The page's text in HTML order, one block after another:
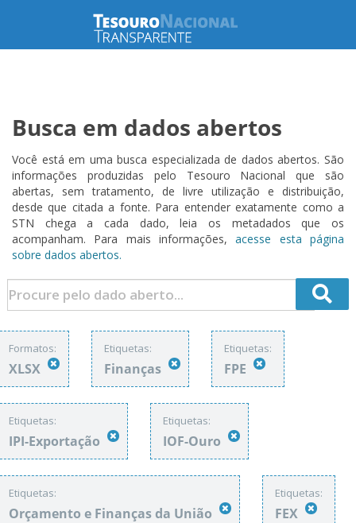
Busca em dados abertos
Você está em uma busca especializada de dados abertos. São
informações produzidas pelo Tesouro Nacional que são
abertas, sem tratamento, de livre utilização e distribuição,
desde que citada a fonte. Para entender exatamente como a
STN chega a cada dado, leia os metadados que os
acompanham. Para mais informações,acesse esta página
sobre dados abertos.
Formatos:
XLSX
Etiquetas:
Finanças
Etiquetas:
FPE
Etiquetas:
IPI-Exportação
Etiquetas:
IOF-Ouro
Etiquetas:
Orçamento e Finanças da União
Etiquetas:
FEX